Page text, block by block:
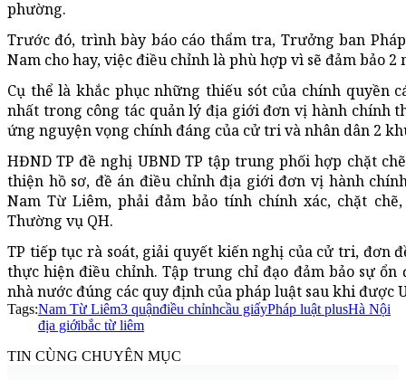
phường.
Trước đó, trình bày báo cáo thẩm tra, Trưởng ban
Nam cho hay, việc điều chỉnh là phù hợp vì sẽ đảm bảo 2
Cụ thể là khắc phục những thiếu sót của chính quyền
nhất trong công tác quản lý địa giới đơn vị hành chính
ứng nguyện vọng chính đáng của cử tri và nhân dân 2
HĐND TP đề nghị UBND TP tập trung phối hợp chặt
thiện hồ sơ, đề án điều chỉnh địa giới đơn vị hành
Nam Từ Liêm, phải đảm bảo tính chính xác, chặt
Thường vụ QH.
TP tiếp tục rà soát, giải quyết kiến nghị của cử tri, đơn
thực hiện điều chỉnh. Tập trung chỉ đạo đảm bảo sự
nhà nước đúng các quy định của pháp luật sau khi được
Tags:Nam Từ Liêm3 quậnđiều chỉnhcầu giấyPháp luật plusHà Nội
địa giớibắc từ liêm
TIN CÙNG CHUYÊN MỤC